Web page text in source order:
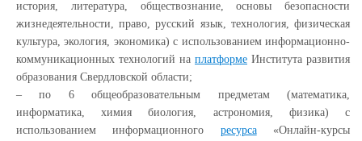
история, литература, обществознание, основы безопасности
жизнедеятельности, право, русский язык, технология, физическая
культура, экология, экономика) с использованием информационно-
коммуникационных технологий на платформе Института развития
образования Свердловской области;
– по 6 общеобразовательным предметам (математика,
информатика, химия биология, астрономия, физика) с
использованием информационного ресурса«Онлайн-курсы